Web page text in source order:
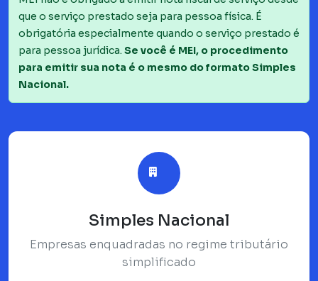
que o serviço prestado seja para pessoa física. É
obrigatória especialmente quando o serviço prestado é
para pessoa jurídica. Se você é MEI, o procedimento
para emitir sua nota é o mesmo do formato Simples
Nacional.
Simples Nacional
Empresas enquadradas no regime tributário
simplificado